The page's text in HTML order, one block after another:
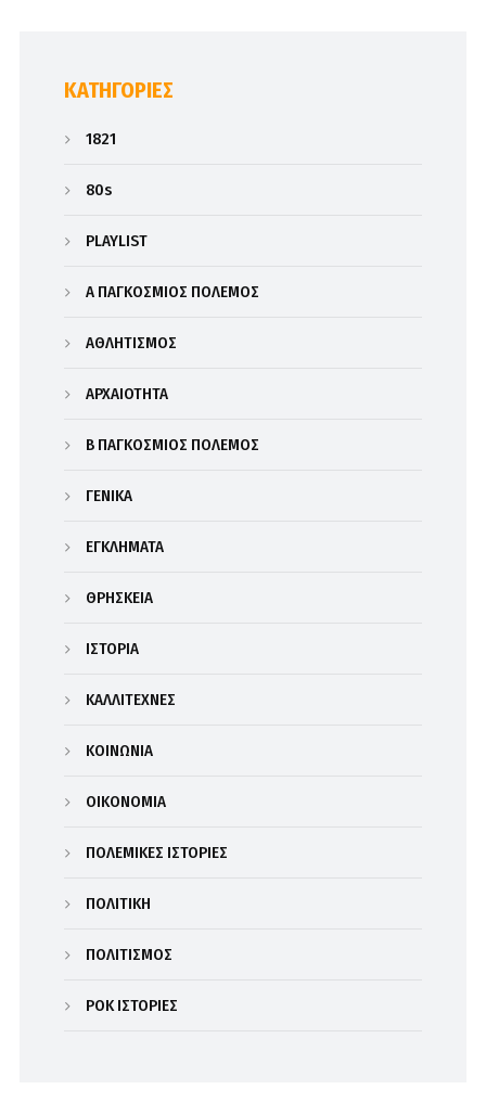
KΑΤΗΓΟΡΊΕΣ
1821
80s
PLAYLIST
Α΄ ΠΑΓΚΟΣΜΙΟΣ ΠΟΛΕΜΟΣ
ΑΘΛΗΤΙΣΜΟΣ
ΑΡΧΑΙΟΤΗΤΑ
Β΄ ΠΑΓΚΟΣΜΙΟΣ ΠΟΛΕΜΟΣ
ΓΕΝΙΚΑ
ΕΓΚΛΗΜΑΤΑ
ΘΡΗΣΚΕΙΑ
ΙΣΤΟΡΙΑ
ΚΑΛΛΙΤΕΧΝΕΣ
ΚΟΙΝΩΝΙΑ
ΟΙΚΟΝΟΜΙΑ
ΠΟΛΕΜΙΚΕΣ ΙΣΤΟΡΙΕΣ
ΠΟΛΙΤΙΚΗ
ΠΟΛΙΤΙΣΜΟΣ
ΡΟΚ ΙΣΤΟΡΙΕΣ